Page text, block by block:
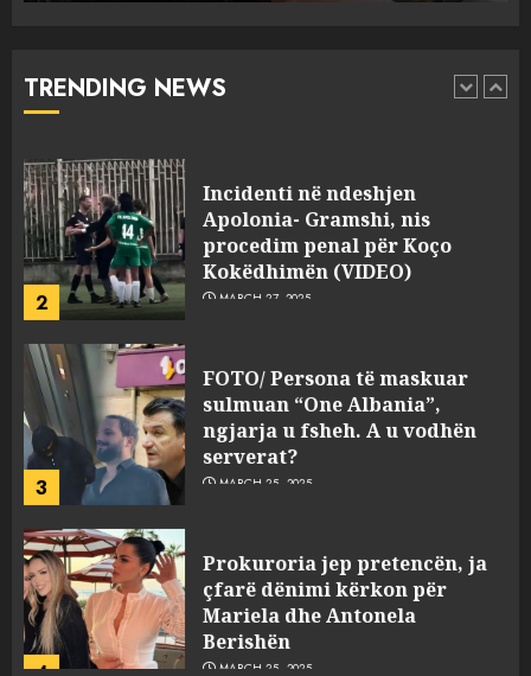
TRENDING NEWS
1
pasuri të pajustifikuar
2
Apolonia- Gramshi, nis
procedim penal për Koço
Kokëdhimën (VIDEO)
MARCH 27, 2025
3
sulmuan “One Albania”,
ngjarja u fsheh. A u vodhën
serverat?
MARCH 25, 2025
4
çfarë dënimi kërkon për
Mariela dhe Antonela
Berishën
MARCH 25, 2025